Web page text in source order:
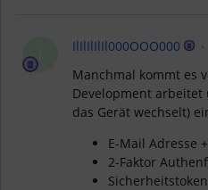
IlIlIlIlIl000OOO000
Manchmal kommt es
Development
das Gerät wechselt)
E-Mail Adresse
2-Faktor